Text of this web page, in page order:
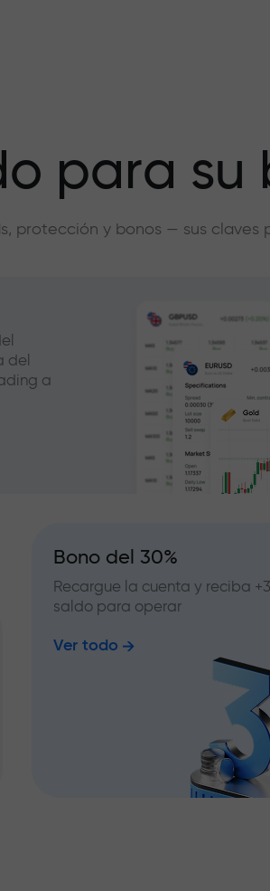
X1000 —
para su
protección y bonos — sus claves
del
a
Bono del 30%
Recargue la cuenta y reciba
saldo para operar
Ver todo